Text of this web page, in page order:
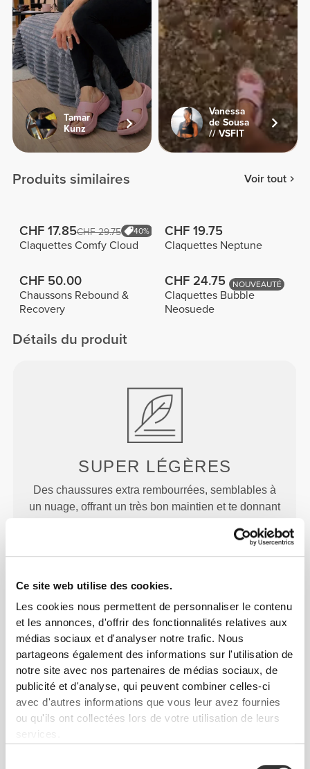
Ce site web utilise des cookies.
Les cookies nous permettent de personnaliser le contenu
et les annonces, d'offrir des fonctionnalités relatives aux
médias sociaux et d'analyser notre trafic. Nous
partageons également des informations sur l'utilisation de
notre site avec nos partenaires de médias sociaux, de
publicité et d'analyse, qui peuvent combiner celles-ci
avec d'autres informations que vous leur avez fournies
ou qu'ils ont collectées lors de votre utilisation de leurs
services.
Tamar
Kunz
Vanessa
de Sousa
// VSFIT
Produits similaires Voir tout
CHF 17.85CHF 29.75 40%
Claquettes Comfy Cloud
CHF 19.75
Claquettes Neptune
CHF 50.00
Chaussons Rebound &
Recovery
NOUVEAUTÉ
CHF 24.75
Claquettes Bubble
Neosuede
Détails du produit
SUPER LÉGÈRES
Des chaussures extra rembourrées, semblables à
un nuage, offrant un très bon maintien et te donnant
SUPERAMORTISSANTES
Conçues avec une mousse à double densité pour
un excellent maintien et un amorti important, elles
soulagent les tensions des orteils au talon.